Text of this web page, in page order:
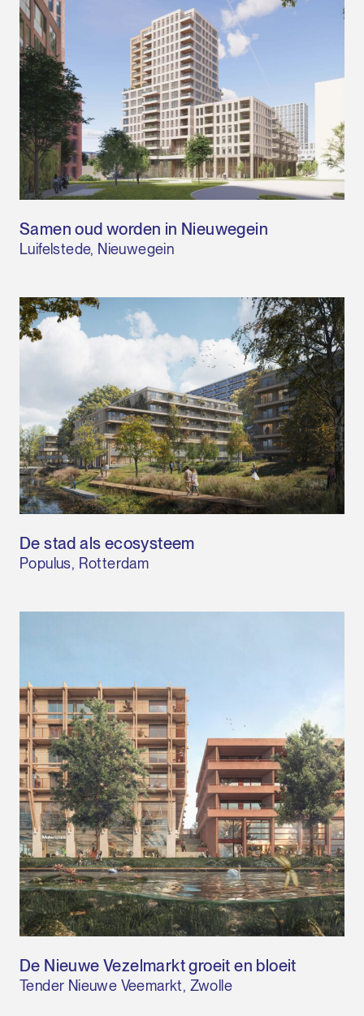
Samen oud worden in Nieuwegein
Luifelstede, Nieuwegein
De stad als ecosysteem
Populus, Rotterdam
De Nieuwe Vezelmarkt groeit en bloeit
Tender Nieuwe Veemarkt, Zwolle